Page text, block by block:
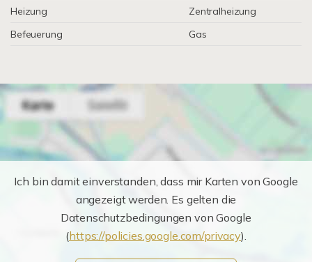
Heizung
Zentralheizung
Befeuerung
Gas
Ich bin damit einverstanden, dass mir Karten von Google
angezeigt werden. Es gelten die
Datenschutzbedingungen von Google
(https://policies.google.com/privacy).